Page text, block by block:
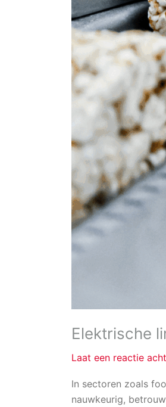
Elektrische
Laat een reactie
In sectoren zoals
nauwkeurig,